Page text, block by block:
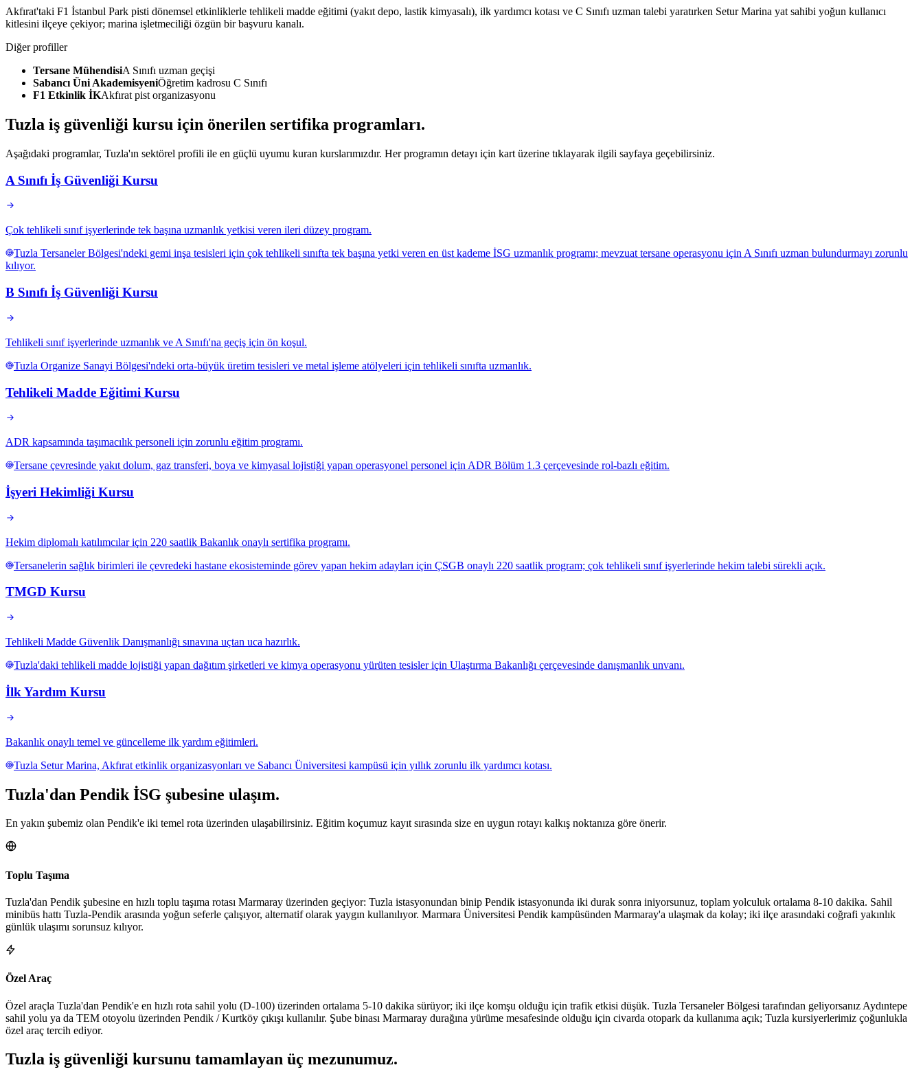
Akfırat'taki F1 İstanbul Park pisti dönemsel etkinliklerle tehlikeli madde eğitimi (yakıt depo, lastik kimyasalı), ilk yardımcı kotası ve C Sınıfı uzman talebi yaratırken Setur Marina yat sahibi yoğun kullanıcı
kitlesini ilçeye çekiyor; marina işletmeciliği özgün bir başvuru kanalı.
Diğer profiller
Tersane MühendisiA Sınıfı uzman geçişi
Sabancı Üni AkademisyeniÖğretim kadrosu C Sınıfı
F1 Etkinlik İKAkfırat pist organizasyonu
Tuzla iş güvenliği kursu için önerilen sertifika programları.
Aşağıdaki programlar, Tuzla'ın sektörel profili ile en güçlü uyumu kuran kurslarımızdır. Her programın detayı için kart üzerine tıklayarak ilgili sayfaya geçebilirsiniz.
A Sınıfı İş Güvenliği Kursu
Çok tehlikeli sınıf işyerlerinde tek başına uzmanlık yetkisi veren ileri düzey program.
Tuzla Tersaneler Bölgesi'ndeki gemi inşa tesisleri için çok tehlikeli sınıfta tek başına yetki veren en üst kademe İSG uzmanlık programı; mevzuat tersane operasyonu için A Sınıfı uzman bulundurmayı zorunlu
kılıyor.
B Sınıfı İş Güvenliği Kursu
Tehlikeli sınıf işyerlerinde uzmanlık ve A Sınıfı'na geçiş için ön koşul.
Tuzla Organize Sanayi Bölgesi'ndeki orta-büyük üretim tesisleri ve metal işleme atölyeleri için tehlikeli sınıfta uzmanlık.
Tehlikeli Madde Eğitimi Kursu
ADR kapsamında taşımacılık personeli için zorunlu eğitim programı.
Tersane çevresinde yakıt dolum, gaz transferi, boya ve kimyasal lojistiği yapan operasyonel personel için ADR Bölüm 1.3 çerçevesinde rol-bazlı eğitim.
İşyeri Hekimliği Kursu
Hekim diplomalı katılımcılar için 220 saatlik Bakanlık onaylı sertifika programı.
Tersanelerin sağlık birimleri ile çevredeki hastane ekosisteminde görev yapan hekim adayları için ÇSGB onaylı 220 saatlik program; çok tehlikeli sınıf işyerlerinde hekim talebi sürekli açık.
TMGD Kursu
Tehlikeli Madde Güvenlik Danışmanlığı sınavına uçtan uca hazırlık.
Tuzla'daki tehlikeli madde lojistiği yapan dağıtım şirketleri ve kimya operasyonu yürüten tesisler için Ulaştırma Bakanlığı çerçevesinde danışmanlık unvanı.
İlk Yardım Kursu
Bakanlık onaylı temel ve güncelleme ilk yardım eğitimleri.
Tuzla Setur Marina, Akfırat etkinlik organizasyonları ve Sabancı Üniversitesi kampüsü için yıllık zorunlu ilk yardımcı kotası.
Tuzla'dan Pendik İSG şubesine ulaşım.
En yakın şubemiz olan Pendik'e iki temel rota üzerinden ulaşabilirsiniz. Eğitim koçumuz kayıt sırasında size en uygun rotayı kalkış noktanıza göre önerir.
Toplu Taşıma
Tuzla'dan Pendik şubesine en hızlı toplu taşıma rotası Marmaray üzerinden geçiyor: Tuzla istasyonundan binip Pendik istasyonunda iki durak sonra iniyorsunuz, toplam yolculuk ortalama 8-10 dakika. Sahil
minibüs hattı Tuzla-Pendik arasında yoğun seferle çalışıyor, alternatif olarak yaygın kullanılıyor. Marmara Üniversitesi Pendik kampüsünden Marmaray'a ulaşmak da kolay; iki ilçe arasındaki coğrafi yakınlık
günlük ulaşımı sorunsuz kılıyor.
Özel Araç
Özel araçla Tuzla'dan Pendik'e en hızlı rota sahil yolu (D-100) üzerinden ortalama 5-10 dakika sürüyor; iki ilçe komşu olduğu için trafik etkisi düşük. Tuzla Tersaneler Bölgesi tarafından geliyorsanız Aydıntepe
sahil yolu ya da TEM otoyolu üzerinden Pendik / Kurtköy çıkışı kullanılır. Şube binası Marmaray durağına yürüme mesafesinde olduğu için civarda otopark da kullanıma açık; Tuzla kursiyerlerimiz çoğunlukla
özel araç tercih ediyor.
Tuzla iş güvenliği kursunu tamamlayan üç mezunumuz.